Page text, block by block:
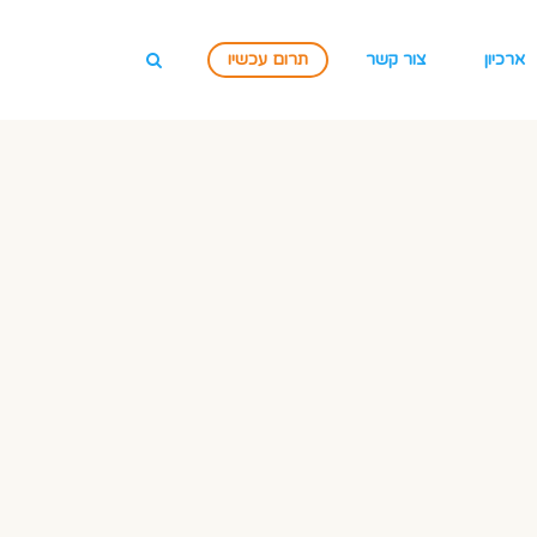
ארכיון צור קשר תרום עכשיו